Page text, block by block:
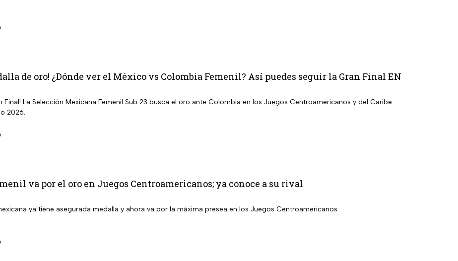
de oro! ¿Dónde ver el México vs Colombia Femenil? Así puedes seguir la Gran Final EN
Final! La Selección Mexicana Femenil Sub 23 busca el oro ante Colombia en los Juegos Centroamericanos y del Caribe
2026.
va por el oro en Juegos Centroamericanos; ya conoce a su rival
ya tiene asegurada medalla y ahora va por la máxima presea en los Juegos Centroamericanos